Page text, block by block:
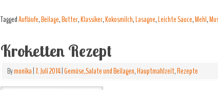
TaggedAufläufe,Beilage,Butter,Klassiker,Kokosmilch,Lasagne,Leichte Sauce,Mehl,
Kroketten Rezept
Bymonika|7. Juli 2014|Gemüse,Salate und Beilagen,Hauptmahlzeit,Rezepte